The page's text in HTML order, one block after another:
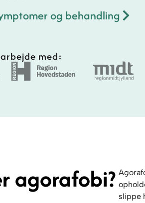
og behandling
med:
agorafobi?
slippe